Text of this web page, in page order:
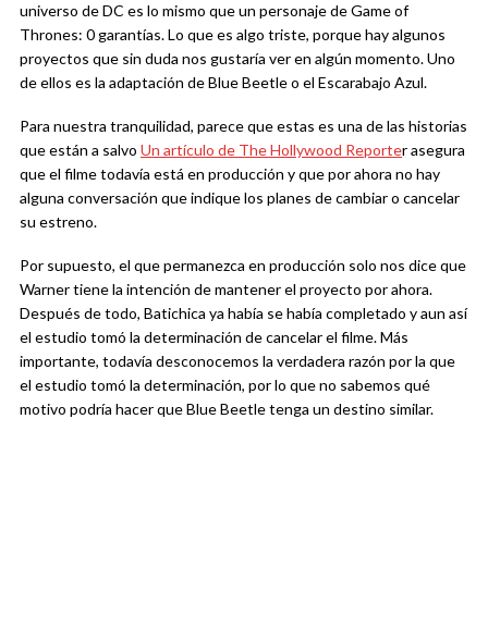
universo de DC es lo mismo que un personaje de Game of
Thrones: 0 garantías. Lo que es algo triste, porque hay algunos
proyectos que sin duda nos gustaría ver en algún momento. Uno
de ellos es la adaptación de Blue Beetle o el Escarabajo Azul.
Para nuestra tranquilidad, parece que estas es una de las historias
que están a salvo Un artículo de The Hollywood Reporter asegura
que el filme todavía está en producción y que por ahora no hay
alguna conversación que indique los planes de cambiar o cancelar
su estreno.
Por supuesto, el que permanezca en producción solo nos dice que
Warner tiene la intención de mantener el proyecto por ahora.
Después de todo, Batichica ya había se había completado y aun así
el estudio tomó la determinación de cancelar el filme. Más
importante, todavía desconocemos la verdadera razón por la que
el estudio tomó la determinación, por lo que no sabemos qué
motivo podría hacer que Blue Beetle tenga un destino similar.